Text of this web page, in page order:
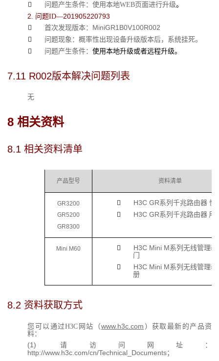

问题产生条件：使用本地WEB页面进行升级。
2 . 问题ID—201905220793
 首次发现版本： MiniGR1B0V100R002
 问题现象：概率性出现设备升级版本后， 系统挂死。

问题产生条件：使用本地升级或者远程升级。
7.11 R002版本解决问题列表
无
8 相关资料
8.1 相关资料清单
产品型号 资料清单
GR3200
GR5200
GR8300
 H3C GR系列千兆路由器 快
 H3C GR系列千兆路由器 用
Mini M60 
H3C Mini M系列无线管理
门

H3C Mini M系列无线管理
册
8.2 资料获取方式
您可以通过H3C网站（www.h3c.com ）获取最新的产品资
料：
(1) 请访问网址：
http://www.h3c.com/cn/Technical_Documents；